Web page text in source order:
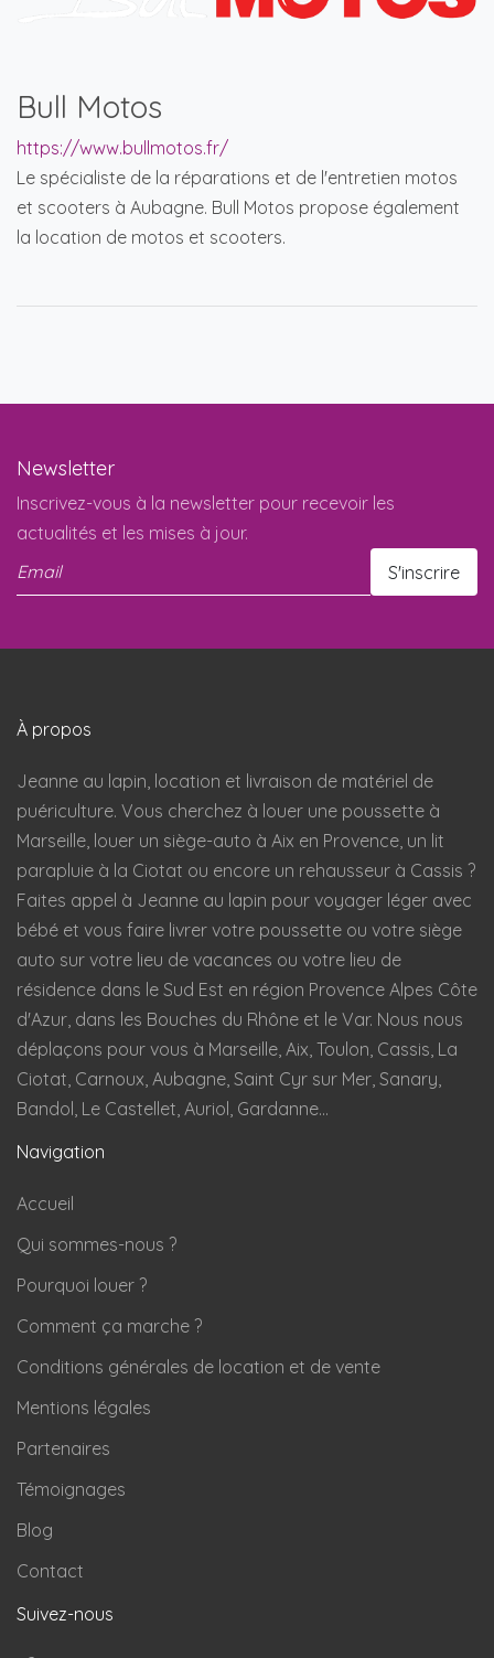
Bull Motos
https://www.bullmotos.fr/
Le spécialiste de la réparations et de l'entretien motos
et scooters à Aubagne. Bull Motos propose également
la location de motos et scooters.
Newsletter
Inscrivez-vous à la newsletter pour recevoir les
actualités et les mises à jour.
À propos
Jeanne au lapin, location et livraison de matériel de
puériculture. Vous cherchez à louer une poussette à
Marseille, louer un siège-auto à Aix en Provence, un lit
parapluie à la Ciotat ou encore un rehausseur à Cassis ?
Faites appel à Jeanne au lapin pour voyager léger avec
bébé et vous faire livrer votre poussette ou votre siège
auto sur votre lieu de vacances ou votre lieu de
résidence dans le Sud Est en région Provence Alpes Côte
d'Azur, dans les Bouches du Rhône et le Var. Nous nous
déplaçons pour vous à Marseille, Aix, Toulon, Cassis, La
Ciotat, Carnoux, Aubagne, Saint Cyr sur Mer, Sanary,
Bandol, Le Castellet, Auriol, Gardanne...
Navigation
Accueil
Qui sommes-nous ?
Pourquoi louer ?
Comment ça marche ?
Conditions générales de location et de vente
Mentions légales
Partenaires
Témoignages
Blog
Contact
Suivez-nous